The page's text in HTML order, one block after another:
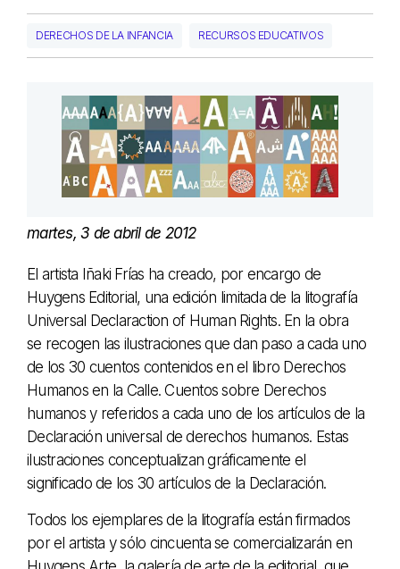
DERECHOS DE LA INFANCIA RECURSOS EDUCATIVOS
martes, 3 de abril de 2012
El artista Iñaki Frías ha creado, por encargo de
Huygens Editorial, una edición limitada de la litografía
Universal Declaraction of Human Rights. En la obra
se recogen las ilustraciones que dan paso a cada uno
de los 30 cuentos contenidos en el libro Derechos
Humanos en la Calle. Cuentos sobre Derechos
humanos y referidos a cada uno de los artículos de la
Declaración universal de derechos humanos. Estas
ilustraciones conceptualizan gráficamente el
significado de los 30 artículos de la Declaración.
Todos los ejemplares de la litografía están firmados
por el artista y sólo cincuenta se comercializarán en